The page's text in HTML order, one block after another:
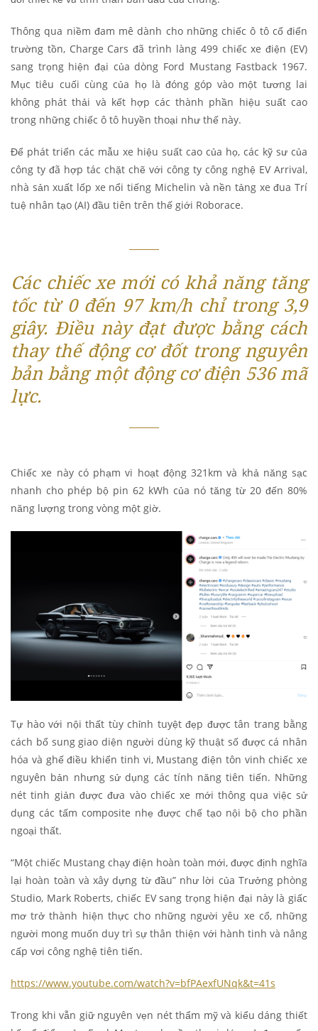
Thông qua niềm đam mê dành cho những chiếc ô tô cổ điển
trường tồn, Charge Cars đã trình làng 499 chiếc xe điện (EV)
sang trọng hiện đại của dòng Ford Mustang Fastback 1967.
Mục tiêu cuối cùng của họ là đóng góp vào một tương lai
không phát thải và kết hợp các thành phần hiệu suất cao
trong những chiếc ô tô huyền thoại như thế này.
Để phát triển các mẫu xe hiệu suất cao của họ, các kỹ sư của
công ty đã hợp tác chặt chẽ với công ty công nghệ EV Arrival,
nhà sản xuất lốp xe nổi tiếng Michelin và nền tảng xe đua Trí
tuệ nhân tạo (AI) đầu tiên trên thế giới Roborace.
Các chiếc xe mới có khả năng tăng
tốc từ 0 đến 97 km/h chỉ trong 3,9
giây. Điều này đạt được bằng cách
thay thế động cơ đốt trong nguyên
bản bằng một động cơ điện 536 mã
lực.
Chiếc xe này có phạm vi hoạt động 321km và khả năng sạc
nhanh cho phép bộ pin 62 kWh của nó tăng từ 20 đến 80%
năng lượng trong vòng một giờ.
Tự hào với nội thất tùy chỉnh tuyệt đẹp được tân trang bằng
cách bổ sung giao diện người dùng kỹ thuật số được cá nhân
hóa và ghế điều khiển tinh vi, Mustang điện tôn vinh chiếc xe
nguyên bản nhưng sử dụng các tính năng tiên tiến. Những
nét tinh giản được đưa vào chiếc xe mới thông qua việc sử
dụng các tấm composite nhẹ được chế tạo nội bộ cho phần
ngoại thất.
“Một chiếc Mustang chạy điện hoàn toàn mới, được định nghĩa
lại hoàn toàn và xây dựng từ đầu” như lời của Trưởng phòng
Studio, Mark Roberts, chiếc EV sang trọng hiện đại này là giấc
mơ trở thành hiện thực cho những người yêu xe cổ, những
người mong muốn duy trì sự thân thiện với hành tinh và nâng
cấp vơi công nghệ tiên tiến.
https://www.youtube.com/watch?v=bfPAexfUNqk&t=41s
Trong khi vẫn giữ nguyên vẹn nét thẩm mỹ và kiểu dáng thiết